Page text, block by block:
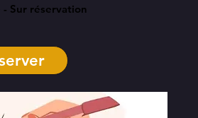
Sur réservation